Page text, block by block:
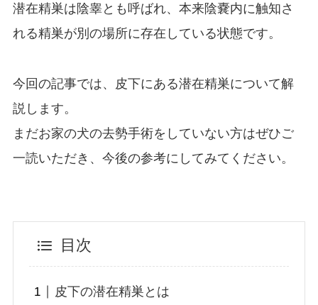
潜在精巣は陰睾とも呼ばれ、本来陰嚢内に触知さ
れる精巣が別の場所に存在している状態です。
今回の記事では、皮下にある潜在精巣について解
説します。
まだお家の犬の去勢手術をしていない方はぜひご
一読いただき、今後の参考にしてみてください。
目次
皮下の潜在精巣とは